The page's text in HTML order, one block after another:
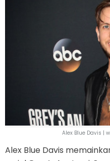
Alex Blue Davis |
Alex Blue Davis